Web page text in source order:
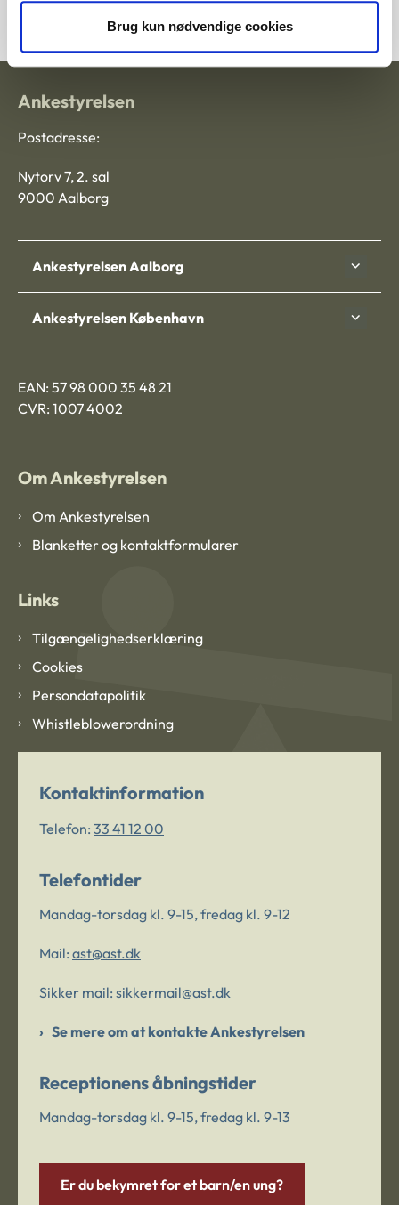
Brug kun nødvendige cookies
fra utidssvarende plejeboliger til et nyopført plejecenter.
Ankestyrelsen
Postadresse:
Nytorv 7, 2. sal
9000 Aalborg
Ankestyrelsen Aalborg
Ankestyrelsen København
EAN: 57 98 000 35 48 21
CVR: 1007 4002
Om Ankestyrelsen
Om Ankestyrelsen
Blanketter og kontaktformularer
Links
Tilgængelighedserklæring
Cookies
Persondatapolitik
Whistleblowerordning
Kontaktinformation
Telefon: 33 41 12 00
Telefontider
Mandag-torsdag kl. 9-15, fredag kl. 9-12
Mail: ast@ast.dk
Sikker mail: sikkermail@ast.dk
Se mere om at kontakte Ankestyrelsen
Receptionens åbningstider
Mandag-torsdag kl. 9-15, fredag kl. 9-13
Er du bekymret for et barn/en ung?